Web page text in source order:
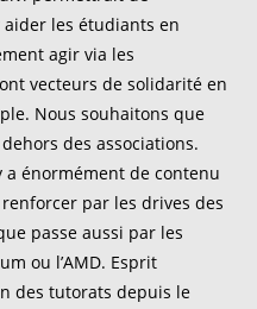
les étudiants en
agir via les
vecteurs de solidarité en
Nous souhaitons que
des associations.
énormément de contenu
par les drives des
passe aussi par les
ou l’AMD. Esprit
des tutorats depuis le